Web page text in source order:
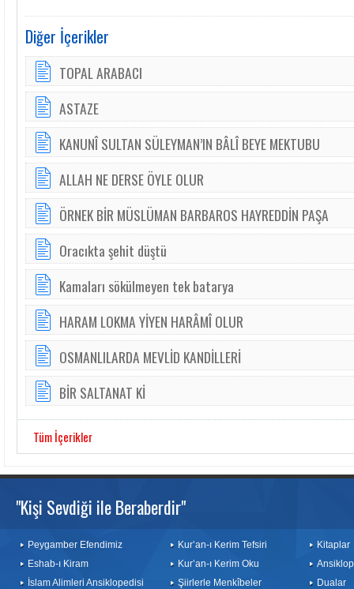
Diğer İçerikler
TOPAL ARABACI
ASTAZE
KANUNÎ SULTAN SÜLEYMAN’IN BÂLÎ BEYE MEKTUBU
ALLAH NE DERSE ÖYLE OLUR
ÖRNEK BİR MÜSLÜMAN BARBAROS HAYREDDİN PAŞA
Oracıkta şehit düştü
Kamaları sökülmeyen tek batarya
HARAM LOKMA YİYEN HARÂMÎ OLUR
OSMANLILARDA MEVLİD KANDİLLERİ
BİR SALTANAT Kİ
Tüm İçerikler
"Kişi Sevdiği ile Beraberdir"
Peygamber Efendimiz
Eshab-ı Kiram
İslam Alimleri Ansiklopedisi
Kur’an-ı Kerim Tefsiri
Kur’an-ı Kerim Oku
Şiirlerle Menkîbeler
Kitaplar
Dualar